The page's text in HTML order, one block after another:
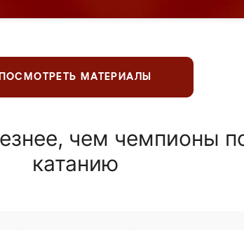
ПОСМОТРЕТЬ МАТЕРИАЛЫ
чем чемпионы
катанию